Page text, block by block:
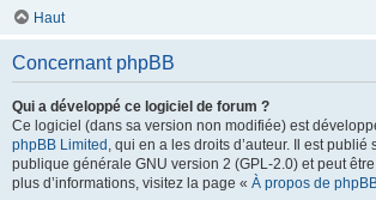
Haut
Concernant phpBB
Qui a développé ce logiciel de forum ?
Ce logiciel (dans sa version non modifiée) est
phpBB Limited , qui en a les droits d’auteur. Il est publié
publique générale GNU version 2 (GPL-2.0) et peut
plus d’informations, visitez la page « À propos de